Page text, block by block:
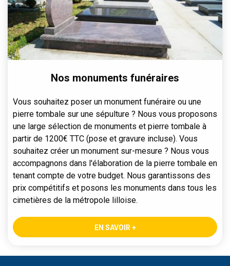
Nos monuments funéraires
Vous souhaitez poser un monument funéraire ou une
pierre tombale sur une sépulture ? Nous vous proposons
une large sélection de monuments et pierre tombale à
partir de 1200€ TTC (pose et gravure incluse). Vous
souhaitez créer un monument sur-mesure ? Nous vous
accompagnons dans l'élaboration de la pierre tombale en
tenant compte de votre budget. Nous garantissons des
prix compétitifs et posons les monuments dans tous les
cimetières de la métropole lilloise.
EN SAVOIR +